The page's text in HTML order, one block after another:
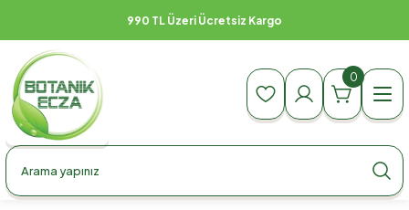
990 TL Üzeri Ücretsiz Kargo
0